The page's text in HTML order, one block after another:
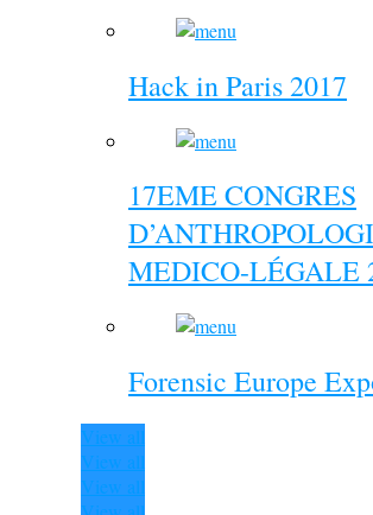
Hack in Paris 2017
17EME CONGRES
MEDICO-LÉGALE
Forensic Europe
View all
View all
View all